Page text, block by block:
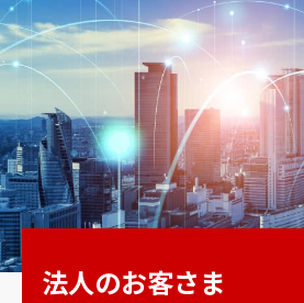
法人のお客さま